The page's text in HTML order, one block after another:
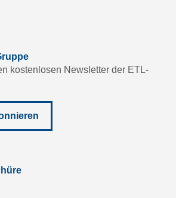
kostenlosen Newsletter der ETL-